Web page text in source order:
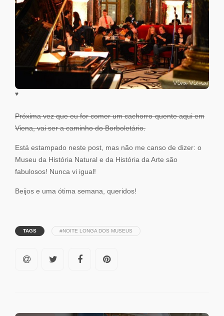
♥
Próxima vez que eu for comer um cachorro-quente aqui em
Viena, vai ser a caminho do Borboletário.
Está estampado neste post, mas não me canso de dizer: o
Museu da História Natural e da História da Arte são
fabulosos! Nunca vi igual!
Beijos e uma ótima semana, queridos!
TAGS #NOITE LONGA DOS MUSEUS